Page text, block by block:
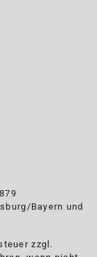
Bayern und
zzgl.